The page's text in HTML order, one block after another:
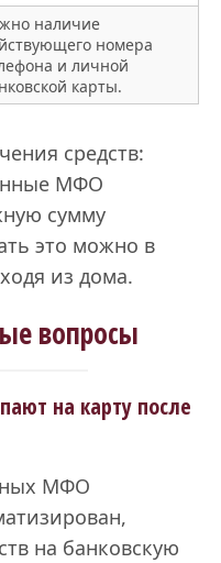
наличие
номера
и личной
карты.
средств:
МФО
сумму
это можно в
из дома.
вопросы
на карту после
МФО
на банковскую